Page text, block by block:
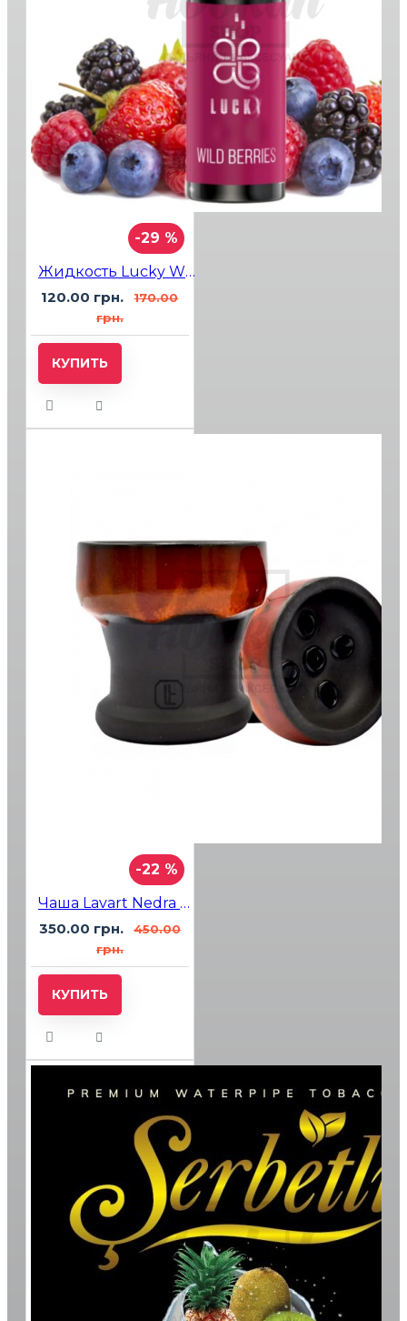
-29 %
Жидкость Lucky Wild Berries (Лесные Ягоды) 15мл 5%
120.00 грн.
170.00
грн.
КУПИТЬ
-22 %
Чаша Lavart Nedra Flame
350.00 грн.
450.00
грн.
КУПИТЬ